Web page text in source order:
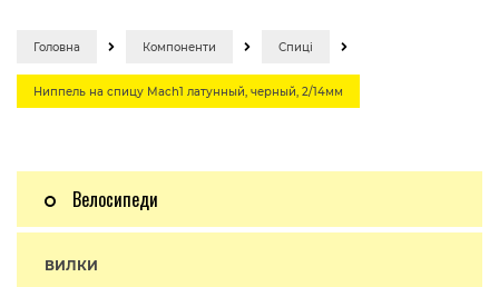
Головна Компоненти Спиці
Ниппель на спицу Mach1 латунный, черный, 2/14мм
Велосипеди
ВИЛКИ